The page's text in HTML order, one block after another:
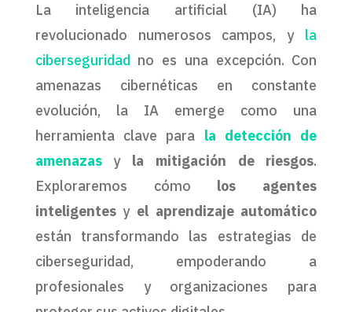
La inteligencia artificial (IA) ha
revolucionado numerosos campos, y la
ciberseguridad no es una excepción. Con
amenazas cibernéticas en constante
evolución, la IA emerge como una
herramienta clave para la detección de
amenazasy la mitigación de riesgos.
Exploraremos cómo los agentes
inteligentesy el aprendizaje automático
están transformando las estrategias de
ciberseguridad, empoderando a
profesionales y organizaciones para